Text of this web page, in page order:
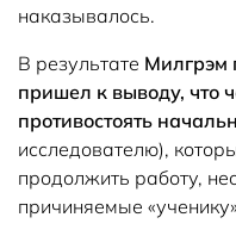
наказывалось.
В результате Милгрэм
пришел к выводу, что
противостоять
исследователю),
продолжить работу,
причиняемые